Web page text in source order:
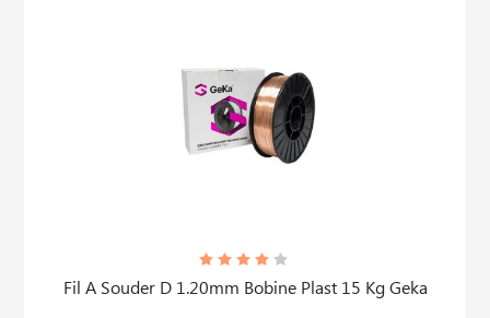
Fil A Souder D 1.20mm Bobine Plast 15 Kg Geka